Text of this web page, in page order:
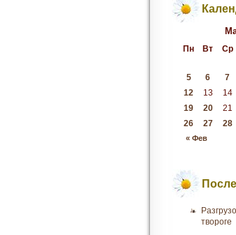
Пн Вт Ср
« Фев
5
6 7
12
13 14
19
20 21
26
27 28
твороге